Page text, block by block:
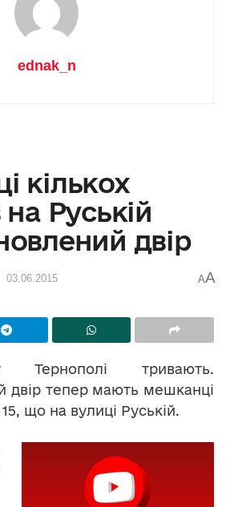
ednak_n
кількох
Руській
двір
03.06.2015 AA
Тернополі тривають.
двір тепер мають мешканці
15, що на вулиці Руській.